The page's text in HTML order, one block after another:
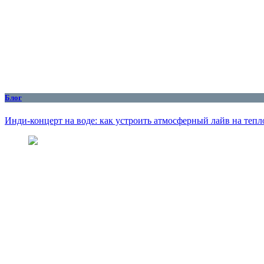
Блог
Инди-концерт на воде: как устроить атмосферный лайв на